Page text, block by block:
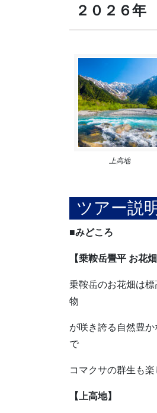
２０２６年
上高地
ツアー説
■
【乗鞍岳畳平 お花
乗鞍岳のお花畑は
物
が咲き誇る自然豊
で
コマクサの群生も楽
【上高地】